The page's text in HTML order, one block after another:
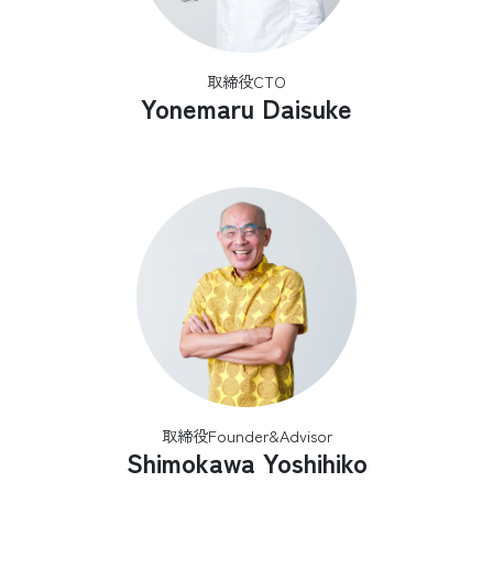
取締役CTO
Yonemaru Daisuke
取締役Founder&Advisor
Shimokawa Yoshihiko